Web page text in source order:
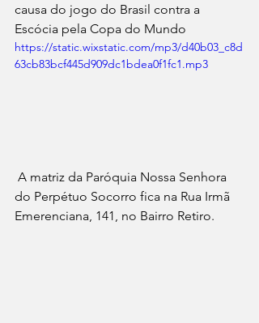
causa do jogo do Brasil contra a
Escócia pela Copa do Mundo
https://static.wixstatic.com/mp3/d40b03_c8d
63cb83bcf445d909dc1bdea0f1fc1.mp3
do Perpétuo Socorro fica na Rua Irmã
Emerenciana, 141, no Bairro Retiro.